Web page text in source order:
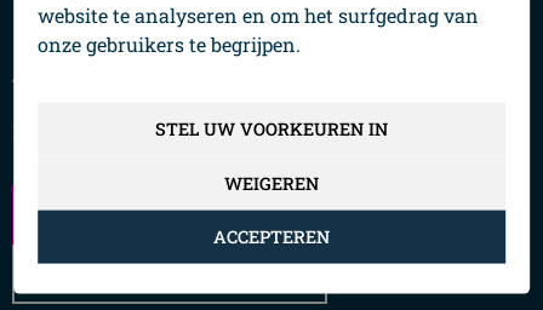
website te analyseren en om het surfgedrag van
onze gebruikers te begrijpen.
STEL UW VOORKEUREN IN
WEIGEREN
ACCEPTEREN
Versterk uw marketingteam nu,
zonder complexiteit.
Laten we plannen